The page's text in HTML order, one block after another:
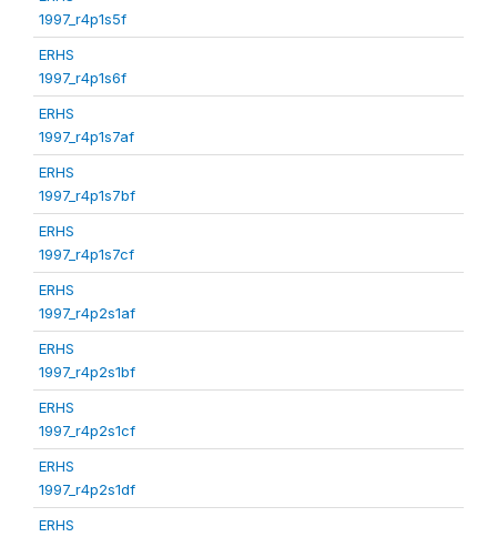
1997_r4p1s5f
ERHS
1997_r4p1s6f
ERHS
1997_r4p1s7af
ERHS
1997_r4p1s7bf
ERHS
1997_r4p1s7cf
ERHS
1997_r4p2s1af
ERHS
1997_r4p2s1bf
ERHS
1997_r4p2s1cf
ERHS
1997_r4p2s1df
ERHS